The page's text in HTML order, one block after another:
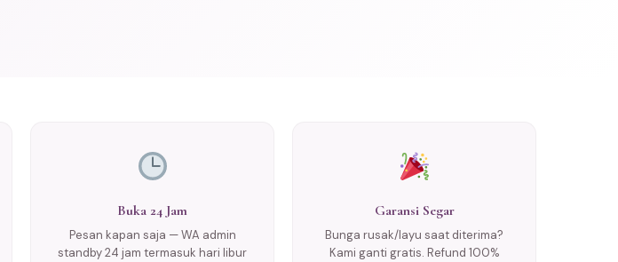
Buka 24 Jam
Pesan kapan saja — WA admin
standby 24 jam termasuk hari libur
Garansi Segar
Bunga rusak/layu saat diterima?
Kami ganti gratis. Refund 100%